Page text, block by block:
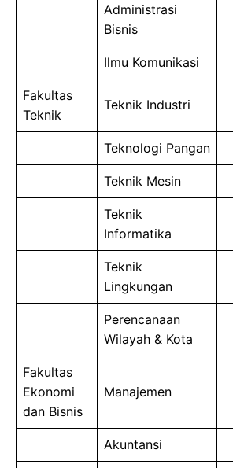
Administrasi
Bisnis
Ilmu Komunikasi
Fakultas
Teknik
Teknik Industri
Teknologi Pangan
Teknik Mesin
Teknik
Informatika
Teknik
Lingkungan
Perencanaan
Wilayah & Kota
Fakultas
Ekonomi
dan Bisnis
Manajemen
Akuntansi